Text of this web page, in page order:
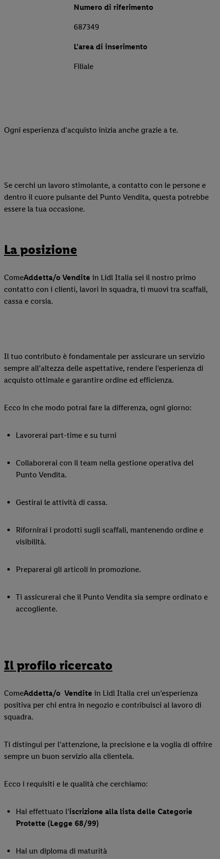
Numero di riferimento
687349
L'area di inserimento
Filiale
Ogni esperienza d’acquisto inizia anche grazie a te.
Se cerchi un lavoro stimolante, a contatto con le persone e
dentro il cuore pulsante del Punto Vendita, questa potrebbe
essere la tua occasione.
La posizione
ComeAddetta/o Vendite in Lidl Italia sei il nostro primo
contatto con i clienti, lavori in squadra, ti muovi tra scaffali,
cassa e corsia.
Il tuo contributo è fondamentale per assicurare un servizio
sempre all’altezza delle aspettative, rendere l’esperienza di
acquisto ottimale e garantire ordine ed efficienza.
Ecco in che modo potrai fare la differenza, ogni giorno:
Lavorerai part-time e su turni
Collaborerai con il team nella gestione operativa del
Punto Vendita.
Gestirai le attività di cassa.
Rifornirai i prodotti sugli scaffali, mantenendo ordine e
visibilità.
Preparerai gli articoli in promozione.
Ti assicurerai che il Punto Vendita sia sempre ordinato e
accogliente.
Il profilo ricercato
ComeAddetta/o Vendite in Lidl Italia crei un’esperienza
positiva per chi entra in negozio e contribuisci al lavoro di
squadra.
Ti distingui per l’attenzione, la precisione e la voglia di offrire
sempre un buon servizio alla clientela.
Ecco i requisiti e le qualità che cerchiamo:
Hai effettuato l’iscrizione alla lista delle Categorie
Protette (Legge 68/99)
Hai un diploma di maturità